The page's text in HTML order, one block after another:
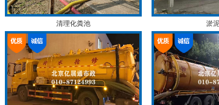
清理化粪池 淤